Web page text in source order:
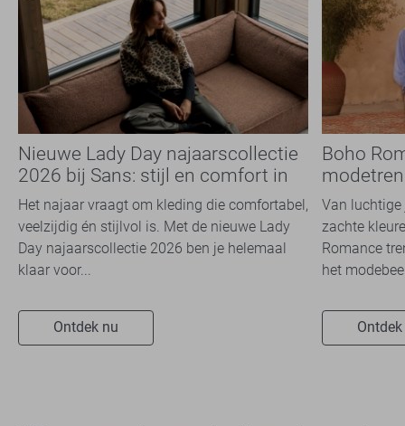
Nieuwe Lady Day najaarscollectie
2026 bij Sans: stijl en comfort in
travelkwaliteit
Het najaar vraagt om kleding die comfortabel,
veelzijdig én stijlvol is. Met de nieuwe Lady
Day najaarscollectie 2026 ben je helemaal
klaar voor...
Ontdek nu
Boho
overal
Van luchtige
zachte
Romance
het